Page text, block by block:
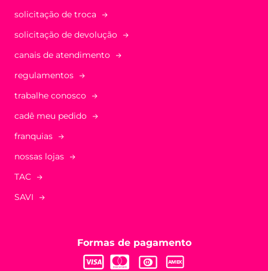
solicitação de troca
solicitação de devolução
canais de atendimento
regulamentos
trabalhe conosco
cadê meu pedido
franquias
nossas lojas
TAC
SAVI
Formas de pagamento